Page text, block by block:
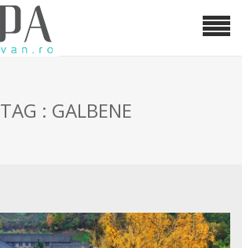
TAG : GALBENE